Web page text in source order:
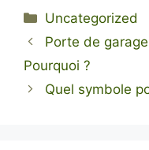
Catégories
Uncategorized
Porte de
Pourquoi ?
Quel symbole